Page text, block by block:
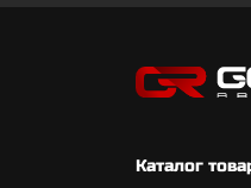
Каталог